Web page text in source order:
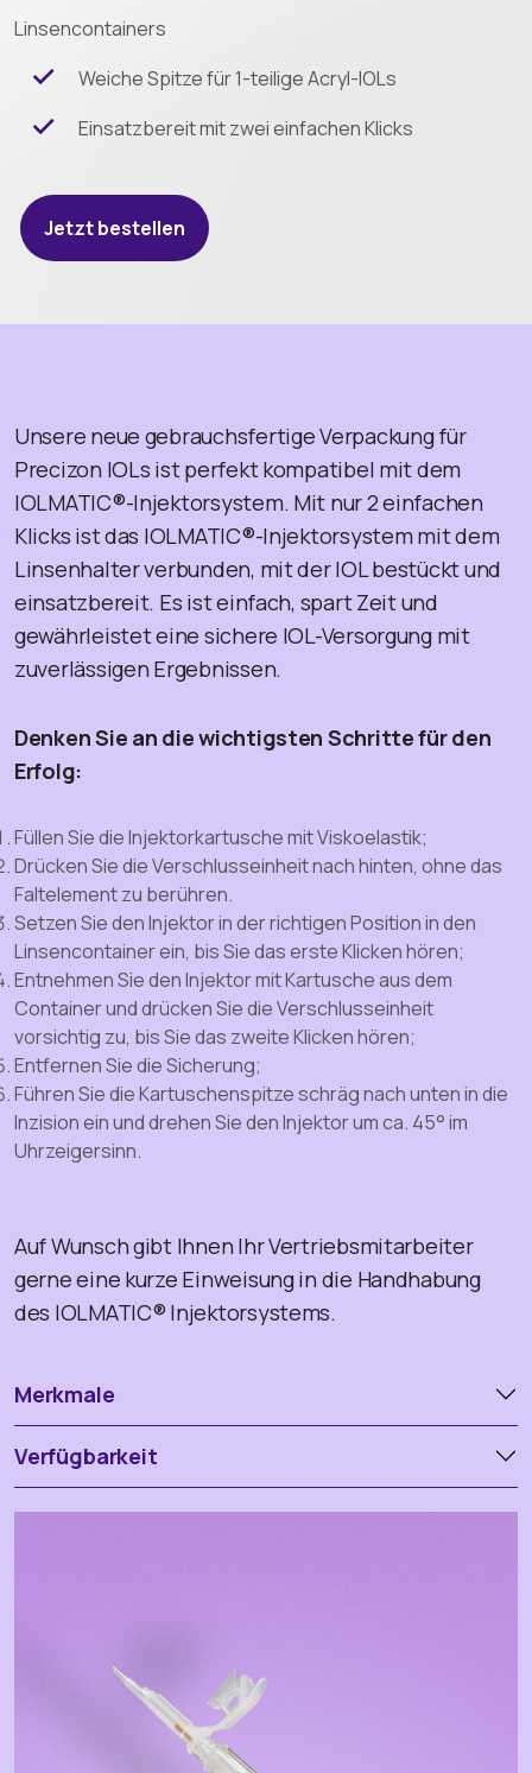
Linsencontainers
Weiche Spitze für 1-teilige Acryl-IOLs
Einsatzbereit mit zwei einfachen Klicks
Jetzt bestellen
Unsere neue gebrauchsfertige Verpackung für
Precizon IOLs ist perfekt kompatibel mit dem
IOLMATIC®-Injektorsystem. Mit nur 2 einfachen
Klicks ist das IOLMATIC®-Injektorsystem mit dem
Linsenhalter verbunden, mit der IOL bestückt und
einsatzbereit. Es ist einfach, spart Zeit und
gewährleistet eine sichere IOL-Versorgung mit
zuverlässigen Ergebnissen.
Denken Sie an die wichtigsten Schritte für den
Erfolg:
Füllen Sie die Injektorkartusche mit Viskoelastik;
Drücken Sie die Verschlusseinheit nach hinten, ohne das
Faltelement zu berühren.
Setzen Sie den Injektor in der richtigen Position in den
Linsencontainer ein, bis Sie das erste Klicken hören;
Entnehmen Sie den Injektor mit Kartusche aus dem
Container und drücken Sie die Verschlusseinheit
vorsichtig zu, bis Sie das zweite Klicken hören;
Entfernen Sie die Sicherung;
Führen Sie die Kartuschenspitze schräg nach unten in die
Inzision ein und drehen Sie den Injektor um ca. 45° im
Uhrzeigersinn.
Auf Wunsch gibt Ihnen Ihr Vertriebsmitarbeiter
gerne eine kurze Einweisung in die Handhabung
des IOLMATIC® Injektorsystems.
Merkmale
Verfügbarkeit